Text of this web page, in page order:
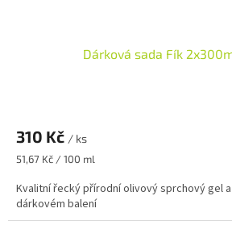
Dárková sada Fík
310 Kč / ks
Měrná
51,67 Kč / 100 ml
Kvalitní řecký přírodní olivový sprchový gel
dárkovém balení